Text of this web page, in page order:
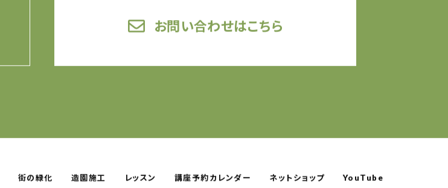
お問い合わせはこちら
街の緑化 造園施工 レッスン 講座予約カレンダー ネットショップ YouTube